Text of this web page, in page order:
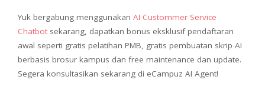
Yuk bergabung menggunakan AI Custommer Service
Chatbot sekarang, dapatkan bonus eksklusif pendaftaran
awal seperti gratis pelatihan PMB, gratis pembuatan skrip AI
berbasis brosur kampus dan free maintenance dan update.
Segera konsultasikan sekarang di eCampuz AI Agent!